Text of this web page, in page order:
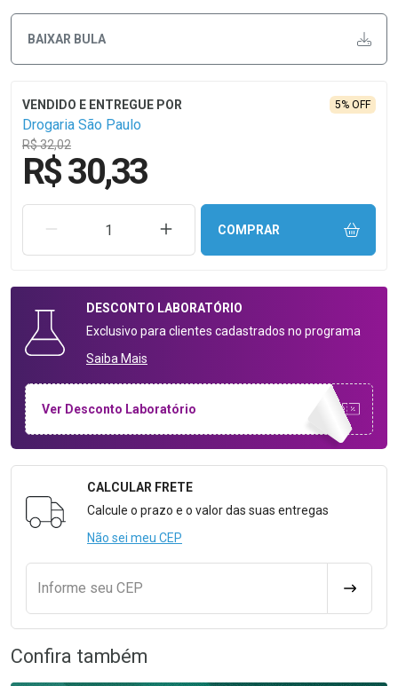
BAIXAR BULA
Drogaria São Paulo
R$ 32,02
5% OFF
R$ 30,33
REMOVER UMA UNIDADEAUMENTAR UMA UNIDADE
COMPRAR
DESCONTO LABORATÓRIO
Exclusivo para clientes cadastrados no programa
Saiba Mais
Ver Desconto Laboratório
Formulário para Calcular o Frete
CALCULAR FRETE
Calcule o prazo e o valor das suas entregas
Não sei meu CEP
Informe seu CEP
Confira também